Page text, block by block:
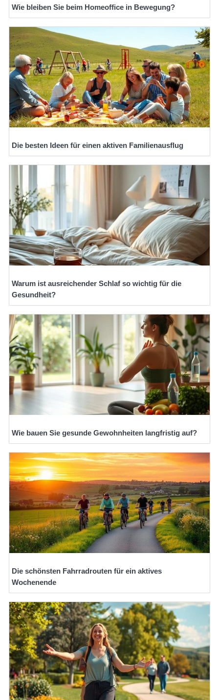
Wie bleiben Sie beim Homeoffice in Bewegung?
Die besten Ideen für einen aktiven Familienausflug
Warum ist ausreichender Schlaf so wichtig für die
Gesundheit?
Wie bauen Sie gesunde Gewohnheiten langfristig auf?
Die schönsten Fahrradrouten für ein aktives
Wochenende